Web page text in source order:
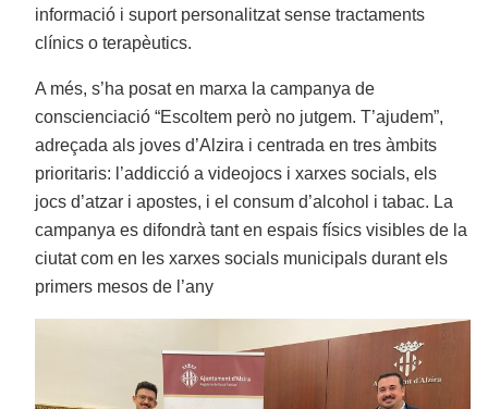
informació i suport personalitzat sense tractaments
clínics o terapèutics.
A més, s’ha posat en marxa la campanya de
conscienciació “Escoltem però no jutgem. T’ajudem”,
adreçada als joves d’Alzira i centrada en tres àmbits
prioritaris: l’addicció a videojocs i xarxes socials, els
jocs d’atzar i apostes, i el consum d’alcohol i tabac. La
campanya es difondrà tant en espais físics visibles de la
ciutat com en les xarxes socials municipals durant els
primers mesos de l’any